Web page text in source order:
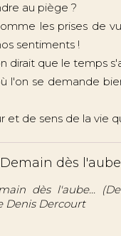
au piège ?
les prises de
sentiments !
dirait que le temps
l'on se demande
et de sens de la vie
Demain dès
dès l'aube...
Denis Dercourt